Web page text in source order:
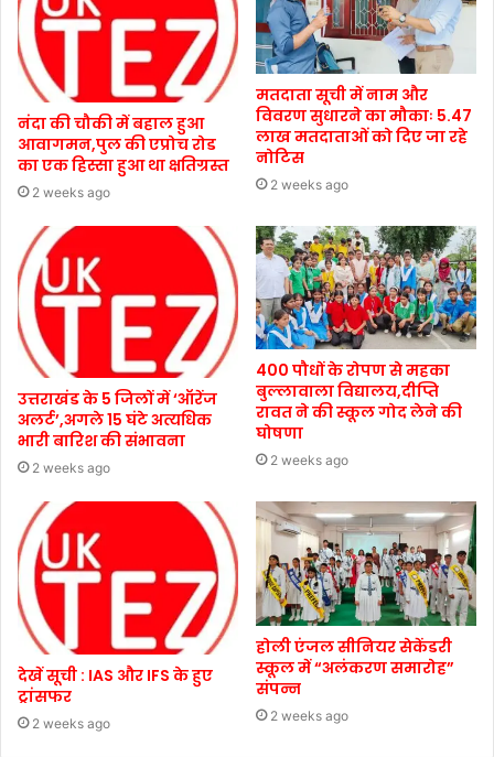
नंदा की चौकी में बहाल हुआ
आवागमन,पुल की एप्रोच रोड
का एक हिस्सा हुआ था क्षतिग्रस्त
2 weeks ago
मतदाता सूची में नाम और
विवरण सुधारने का मौकाः 5.47
लाख मतदाताओं को दिए जा रहे
नोटिस
2 weeks ago
उत्तराखंड के 5 जिलों में ‘ऑरेंज
अलर्ट’,अगले 15 घंटे अत्यधिक
भारी बारिश की संभावना
2 weeks ago
400 पौधों के रोपण से महका
बुल्लावाला विद्यालय,दीप्ति
रावत ने की स्कूल गोद लेने की
घोषणा
2 weeks ago
देखें सूची : IAS और IFS के हुए
ट्रांसफर
2 weeks ago
होली एंजल सीनियर सेकेंडरी
स्कूल में “अलंकरण समारोह”
संपन्न
2 weeks ago